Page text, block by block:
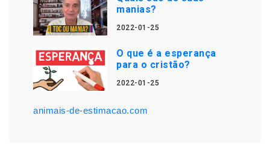
manias?
2022-01-25
O que é a esperança
para o cristão?
2022-01-25
animais-de-estimacao.com